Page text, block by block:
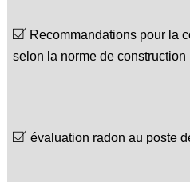
Recommandations pour la
selon la norme de
évaluation radon au poste